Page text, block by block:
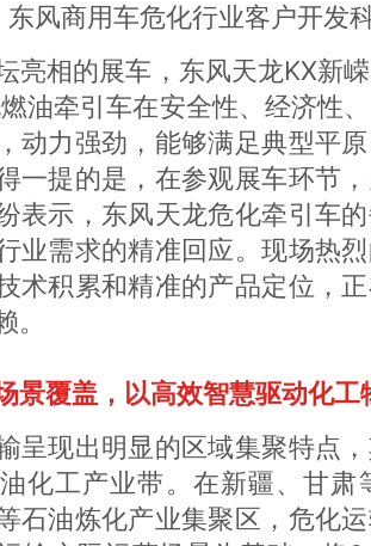
东风商用车危化行业客户开发
亮相的展车，东风天龙KX新
油牵引车在安全性、经济性
动力强劲，能够满足典型平
一提的是，在参观展车环节
表示，东风天龙危化牵引车
业需求的精准回应。现场热
术积累和精准的产品定位，
。
景覆盖，以高效智慧驱动化工
呈现出明显的区域集聚特点
化工产业带。在新疆、甘肃
石油炼化产业集聚区，危化